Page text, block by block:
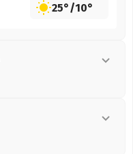
25°/10°